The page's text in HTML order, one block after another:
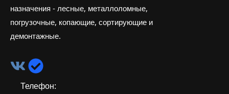
назначения - лесные, металлоломные,
погрузочные, копающие, сортирующие и
демонтажные.
Телефон: